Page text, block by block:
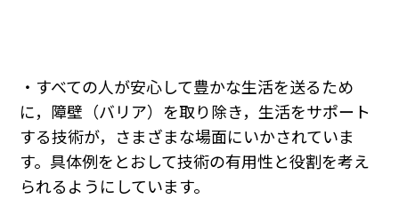
・すべての人が安心して豊かな生活を送るため
に，障壁（バリア）を取り除き，生活をサポート
する技術が，さまざまな場面にいかされていま
す。具体例をとおして技術の有用性と役割を考え
られるようにしています。